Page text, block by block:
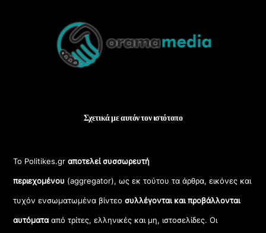
Top
Σχετικά με αυτόν τον ιστότοπο
Το Politikes.grαποτελεί συσσωρευτή
περιεχομένου (aggregator), ως εκ τούτου τα άρθρα, εικόνες και
τυχόν ενσωματωμένα βίντεοσυλλέγονται και προβάλλονται
αυτόματααπό τρίτες, ελληνικές και μη, ιστοσελίδες. Οι